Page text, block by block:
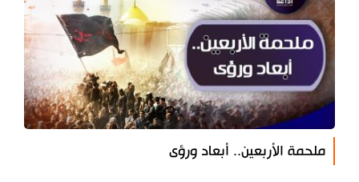
ملحمة الأربعين.. أبعاد ورؤى